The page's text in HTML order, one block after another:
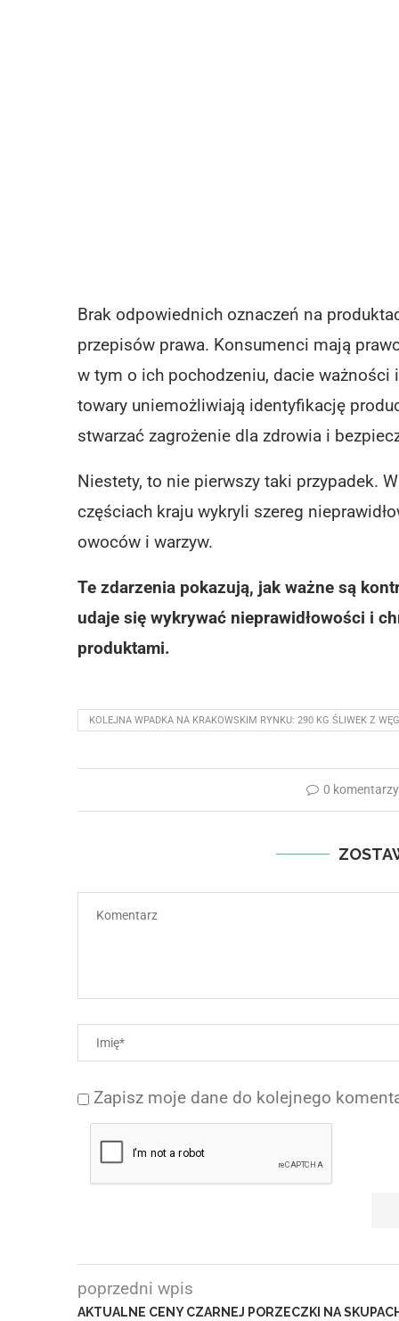
Brak odpowiednich oznaczeń na
przepisów prawa. Konsumenci mają
w tym o ich pochodzeniu, dacie
towary uniemożliwiają identyfikację
stwarzać zagrożenie dla zdrowia i
Niestety, to nie pierwszy taki przypadek.
częściach kraju wykryli szereg
owoców i warzyw.
Te zdarzenia pokazują, jak ważne są
udaje się wykrywać nieprawidłowości i
produktami.
KOLEJNA WPADKA NA KRAKOWSKIM RYNKU: 290 KG ŚLIWEK Z
0 komentarzy
Zapisz moje dane do kolejnego
poprzedni wpis
AKTUALNE CENY CZARNEJ PORZECZKI NA